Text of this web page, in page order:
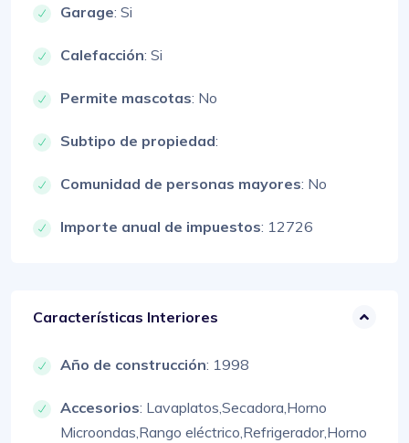
Garage: Si
Calefacción: Si
Permite mascotas: No
Subtipo de propiedad:
Comunidad de personas mayores: No
Importe anual de impuestos: 12726
Características Interiores
Año de construcción: 1998
Accesorios: Lavaplatos,Secadora,Horno
Microondas,Rango eléctrico,Refrigerador,Horno